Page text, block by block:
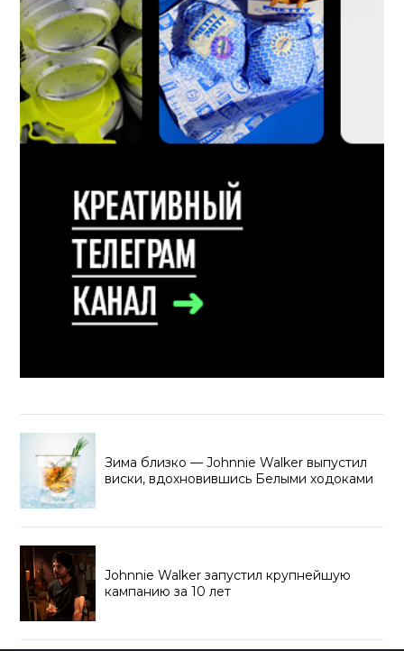
Зима близко — Johnnie Walker выпустил
виски, вдохновившись Белыми ходоками
Johnnie Walker запустил крупнейшую
кампанию за 10 лет